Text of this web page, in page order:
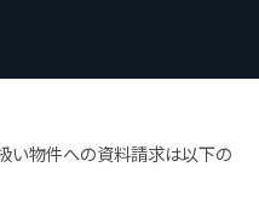
い物件への資料請求は以下の